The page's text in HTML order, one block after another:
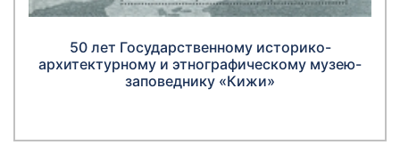
50 лет Государственному историко-
архитектурному и этнографическому музею-
заповеднику «Кижи»